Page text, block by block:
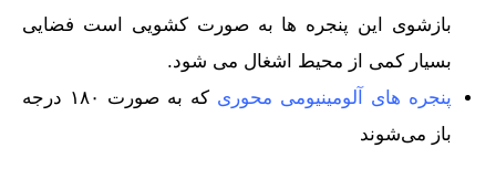
بازشوی این پنجره ها به صورت کشویی است فضایی
بسیار کمی از محیط اشغال می شود.
پنجره های آلومینیومی محوری
که به صورت ۱۸۰ درجه
باز می‌شوند